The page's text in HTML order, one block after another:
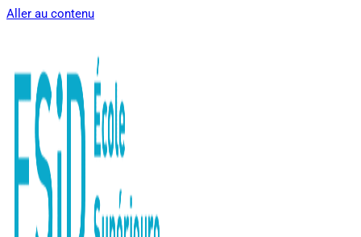
Aller au contenu